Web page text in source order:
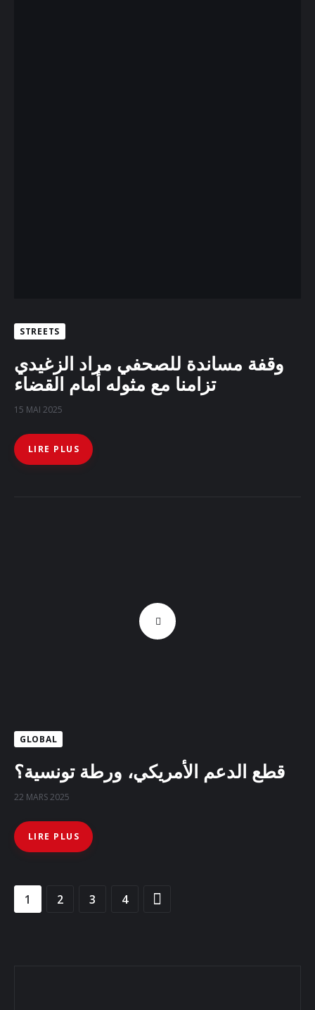
STREETS
وقفة مساندة للصحفي مراد الزغيدي
تزامنا مع مثوله أمام القضاء
15 MAI 2025
LIRE PLUS
GLOBAL
قطع الدعم الأمريكي، ورطة تونسية؟
22 MARS 2025
LIRE PLUS
1 2 3 4
>